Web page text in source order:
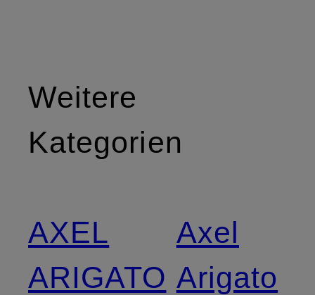
Weitere
Kategorien
AXEL
ARIGATO
Axel
Arigato